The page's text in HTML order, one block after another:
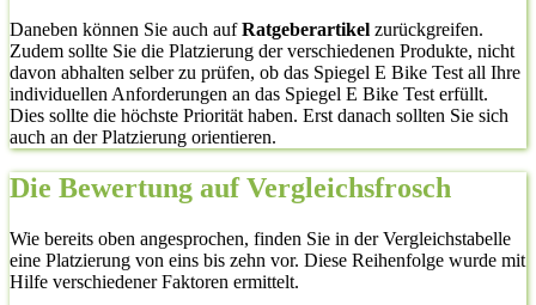
Daneben können Sie auch aufRatgeberartikel zurückgreifen.
Zudem sollte Sie die Platzierung der verschiedenen Produkte, nicht
davon abhalten selber zu prüfen, ob das Spiegel E Bike Test all Ihre
individuellen Anforderungen an das Spiegel E Bike Test erfüllt.
Dies sollte die höchste Priorität haben. Erst danach sollten Sie sich
auch an der Platzierung orientieren.
Die Bewertung auf Vergleichsfrosch
Wie bereits oben angesprochen, finden Sie in der Vergleichstabelle
eine Platzierung von eins bis zehn vor. Diese Reihenfolge wurde mit
Hilfe verschiedener Faktoren ermittelt.